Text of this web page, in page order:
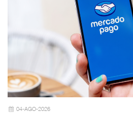
04-AGO-2026